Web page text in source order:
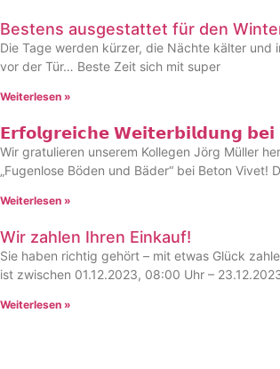
Bestens ausgestattet für den
Die Tage werden kürzer, die Nächte kälter
vor der Tür… Beste Zeit sich mit super
Weiterlesen »
𝗘𝗿𝗳𝗼𝗹𝗴𝗿𝗲𝗶𝗰𝗵𝗲 𝗪𝗲𝗶𝘁𝗲𝗿𝗯𝗶𝗹𝗱𝘂𝗻𝗴
Wir gratulieren unserem Kollegen Jörg Müller
„Fugenlose Böden und Bäder“ bei Beton
Weiterlesen »
Wir zahlen Ihren Einkauf!
Sie haben richtig gehört – mit etwas Glück
ist zwischen 01.12.2023, 08:00 Uhr –
Weiterlesen »